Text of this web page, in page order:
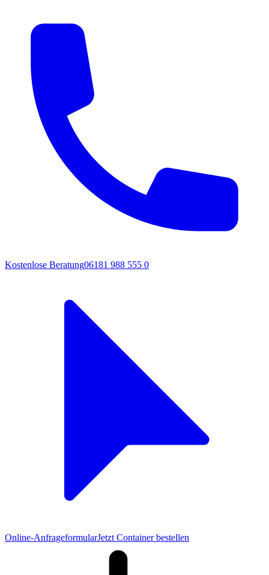
Kostenlose Beratung06181 988 555 0
Online-AnfrageformularJetzt Container bestellen